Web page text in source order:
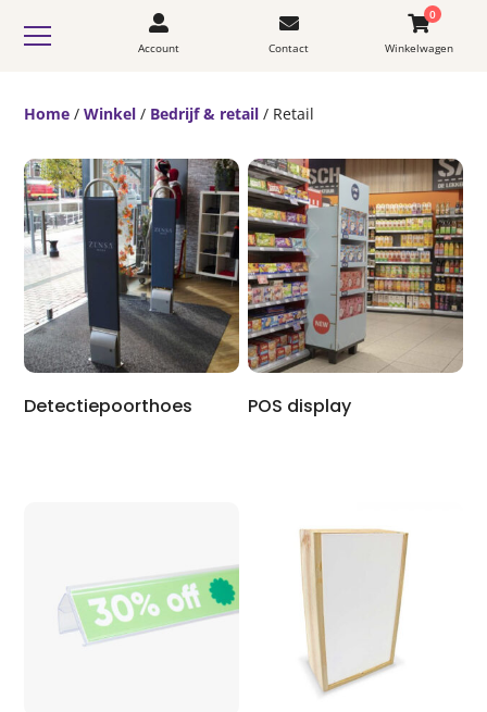
Account Contact
0
Winkelwagen
Home /Winkel / Bedrijf & retail / Retail
Detectiepoorthoes POS display